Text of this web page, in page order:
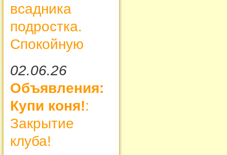
всадника
подростка.
Спокойную
02.06.26
Объявления:
Купи коня!:
Закрытие
клуба!